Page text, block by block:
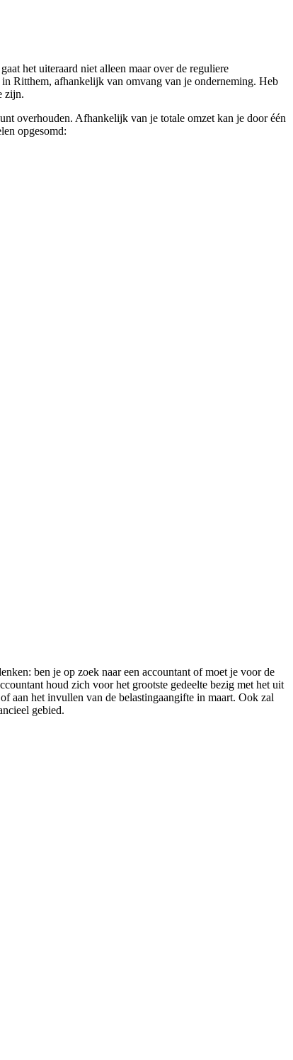
het uiteraard niet alleen maar over de reguliere
Ritthem, afhankelijk van omvang van je onderneming. Heb
zijn.
overhouden. Afhankelijk van je totale omzet kan je door één
opgesomd:
ben je op zoek naar een accountant of moet je voor de
houd zich voor het grootste gedeelte bezig met het uit
aan het invullen van de belastingaangifte in maart. Ook zal
gebied.